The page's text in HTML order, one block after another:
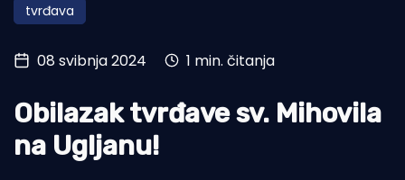
Turizam i nautika
Pomorstvo
Ribolov
Ekologija
Tradicija i kultura
tvrđava
08 svibnja 2024 1 min. čitanja
Obilazak tvrđave sv. Mihovila
na Ugljanu!